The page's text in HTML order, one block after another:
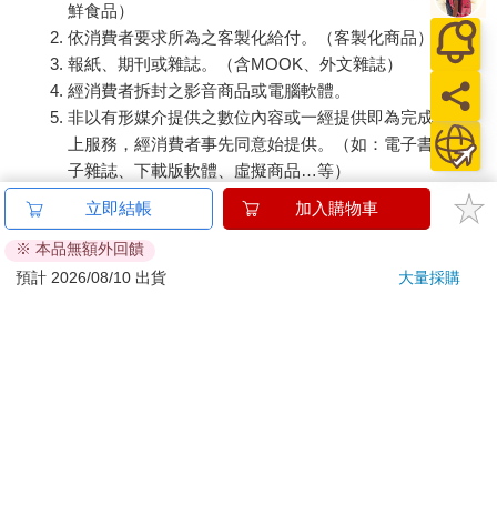
鮮食品）
依消費者要求所為之客製化給付。（客製化商品）
報紙、期刊或雜誌。（含MOOK、外文雜誌）
經消費者拆封之影音商品或電腦軟體。
非以有形媒介提供之數位內容或一經提供即為完成之線
上服務，經消費者事先同意始提供。（如：電子書、電
子雜誌、下載版軟體、虛擬商品…等）
已拆封之個人衛生用品。（如：內衣褲、刮鬍刀、除毛
若非上列種類商品，均享有到貨7天的猶豫期（含例假
日）。
立即結帳 加入購物車
※ 本品無額外回饋
預計 2026/08/10 出貨
大量採購